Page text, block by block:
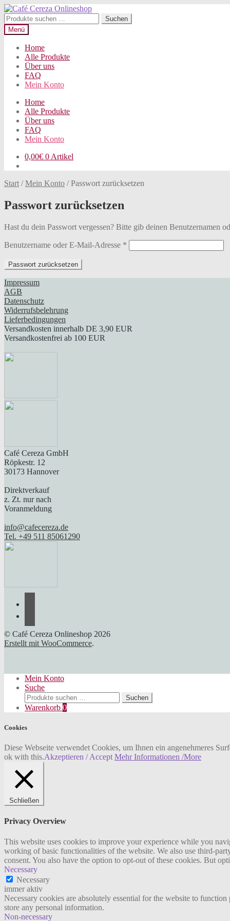
Zur
Navigation
springen
Zum
Inhalt
springen
Suchen
nach:
Suchen
Menü
Home
Alle Produkte
Über uns
FAQ
Mein Konto
Home
Alle Produkte
Über uns
FAQ
Mein Konto
0,00€ 0 Artikel
Start /Mein Konto /Passwort zurücksetzen
Passwort zurücksetzen
Hast du dein Passwort vergessen? Bitte gib deinen Benutzernamen
Benutzername oder E-Mail-Adresse *
Passwort zurücksetzen
Impressum
AGB
Datenschutz
Widerrufsbelehrung
Lieferbedingungen
Versandkosten innerhalb DE 3,90 EUR
Versandkostenfrei ab 100 EUR
Café Cereza GmbH
Röpkestr. 12
30173 Hannover
Direktverkauf
z. Zt. nur nach
Voranmeldung
info@cafecereza.de
Tel. +49 511 85061290
© Café Cereza Onlineshop 2026
Erstellt mit WooCommerce.
Mein Konto
Suche
Suchen
nach:
Suchen
Warenkorb 0
Cookies
Diese Webseite verwendet Cookies, um Ihnen ein angenehmeres
ok with this.Akzeptieren / Accept Mehr Informationen /More
Schließen
Privacy Overview
This website uses cookies to improve your experience while you
working of basic functionalities of the website. We also use third-
consent. You also have the option to opt-out of these cookies. But
Necessary
Necessary
immer aktiv
Necessary cookies are absolutely essential for the website to
store any personal information.
Non-necessary